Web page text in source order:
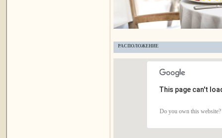
РАСПОЛОЖЕНИЕ
This page can't
Do you own this website?